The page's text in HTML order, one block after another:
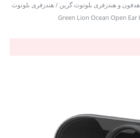
هدفون و هندزفری بلوتوث گرین / هندزفری بلوتوث